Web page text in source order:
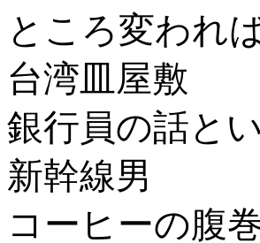
ところ変われ
台湾皿屋敷
銀行員の話と
新幹線男
コーヒーの腹